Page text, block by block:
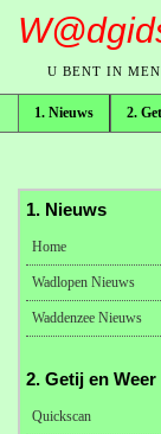
U BENT IN
1. Nieuws 2.
1. Nieuws
Home
Wadlopen Nieuws
Waddenzee Nieuws
2. Getij en Weer
Quickscan